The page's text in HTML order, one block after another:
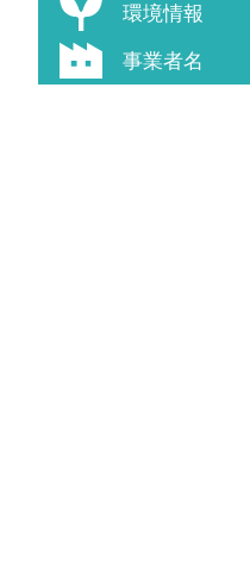
環境情報
事業者名